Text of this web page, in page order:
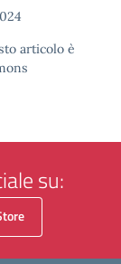
articolo è
su: